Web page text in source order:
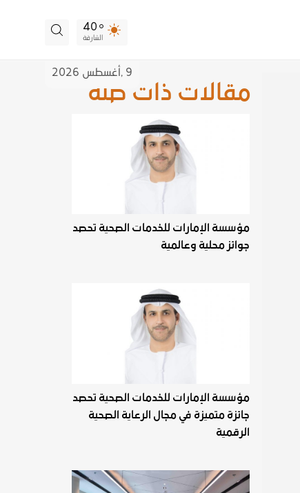
40
الشارقة
9 , أغسطس 2026
مقالات ذات صلة
مؤسسة الإمارات للخدمات الصحية تحصد
جوائز محلية وعالمية
مؤسسة الإمارات للخدمات الصحية تحصد
جائزة متميزة في مجال الرعاية الصحية
الرقمية